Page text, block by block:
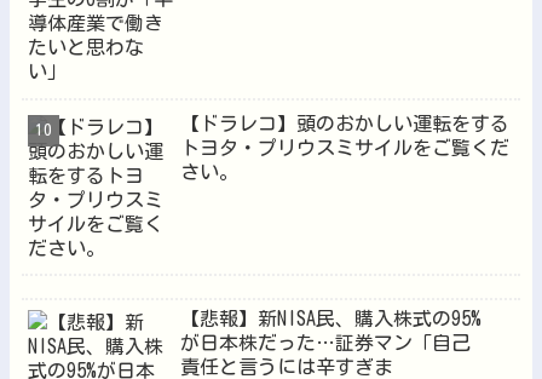
【ドラレコ】頭のおかしい運転をする
トヨタ・プリウスミサイルをご覧くだ
さい。
【悲報】新NISA民、購入株式の95%
が日本株だった…証券マン「自己
責任と言うには辛すぎま